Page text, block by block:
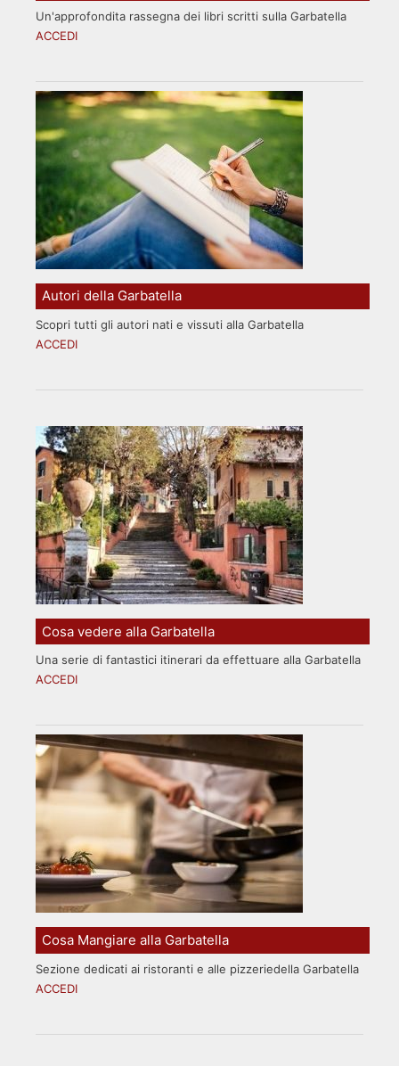
Un'approfondita rassegna dei libri scritti sulla Garbatella
ACCEDI
Autori della Garbatella
Scopri tutti gli autori nati e vissuti alla Garbatella
ACCEDI
Cosa vedere alla Garbatella
Una serie di fantastici itinerari da effettuare alla Garbatella
ACCEDI
Cosa Mangiare alla Garbatella
Sezione dedicati ai ristoranti e alle pizzeriedella Garbatella
ACCEDI